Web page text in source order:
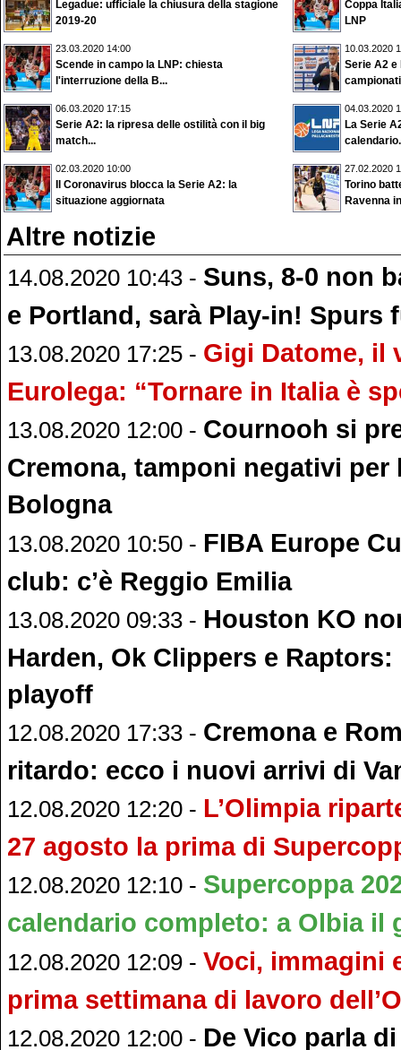
Legadue: ufficiale la chiusura della stagione
2019-20
Coppa
LNP
23.03.2020 14:00
Scende in campo la LNP: chiesta
l'interruzione della B...
10.03.2020
Serie A2 e
06.03.2020 17:15
Serie A2: la ripresa delle ostilità con il big
match...
04.03.2020
La Serie
02.03.2020 10:00
Il Coronavirus blocca la Serie A2: la
situazione aggiornata
27.02.2020
Torino
Ravenna
Altre notizie
14.08.2020 10:43 - Suns, 8-0 non
e Portland, sarà Play-in! Spurs
13.08.2020 17:25 - Gigi Datome, il
Eurolega: “Tornare in Italia è
13.08.2020 12:00 - Cournooh si
Cremona, tamponi negativi per
Bologna
13.08.2020 10:50 - FIBA Europe
club: c’è Reggio Emilia
13.08.2020 09:33 - Houston KO
Harden, Ok Clippers e
playoff
12.08.2020 17:33 - Cremona e
ritardo: ecco i nuovi arrivi di
12.08.2020 12:20 - L’Olimpia
27 agosto la prima di
12.08.2020 12:10 - Supercoppa
calendario completo: a Olbia il
12.08.2020 12:09 - Voci, immagini
prima settimana di lavoro
12.08.2020 12:00 - De Vico parla